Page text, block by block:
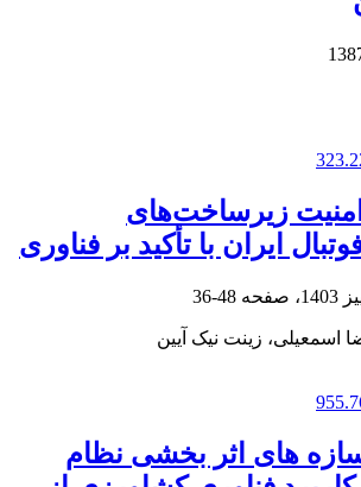
زیرساخت‌های
ایران با تأکید بر فناوری
48-36
اسمعیلی، زینت نیک آیین
های اثر بخشی نظام